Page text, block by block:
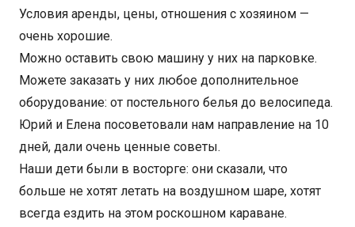
Условия аренды, цены, отношения с хозяином —
очень хорошие.
Можно оставить свою машину у них на парковке.
Можете заказать у них любое дополнительное
оборудование: от постельного белья до велосипеда.
Юрий и Елена посоветовали нам направление на 10
дней, дали очень ценные советы.
Наши дети были в восторге: они сказали, что
больше не хотят летать на воздушном шаре, хотят
всегда ездить на этом роскошном караване.